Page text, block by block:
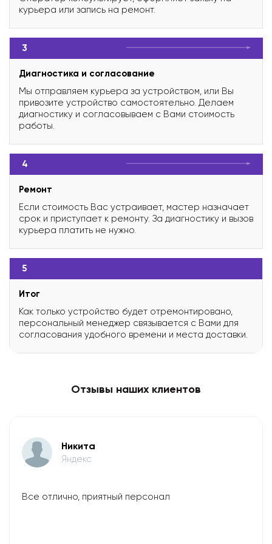
курьера или запись на ремонт.
3
Диагностика и согласование
Мы отправляем курьера за устройством, или Вы
привозите устройство самостоятельно. Делаем
диагностику и согласовываем с Вами стоимость
работы.
4
Ремонт
Если стоимость Вас устраивает, мастер назначает
срок и приступает к ремонту. За диагностику и вызов
курьера платить не нужно.
5
Итог
Как только устройство будет отремонтировано,
персональный менеджер связывается с Вами для
согласования удобного времени и места доставки.
Отзывы наших клиентов
Никита
Яндекс
Все отлично, приятный персонал